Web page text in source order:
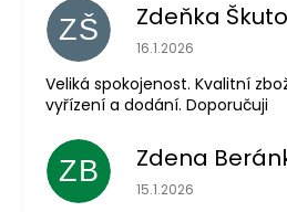
ZŠ Zdeňka
Hodnocení
16.1.2026
Veliká spokojenost. Kvalitní
vyřízení a dodání. Doporučuji
ZB Zdena
Hodnocení
15.1.2026